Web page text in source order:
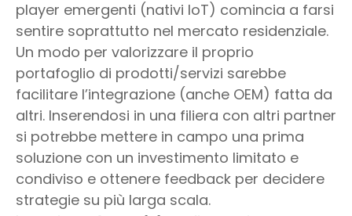
player emergenti (nativi IoT) comincia a farsi
sentire soprattutto nel mercato residenziale.
Un modo per valorizzare il proprio
portafoglio di prodotti/servizi sarebbe
facilitare l’integrazione (anche OEM) fatta da
altri. Inserendosi in una filiera con altri partner
si potrebbe mettere in campo una prima
soluzione con un investimento limitato e
condiviso e ottenere feedback per decidere
strategie su più larga scala.